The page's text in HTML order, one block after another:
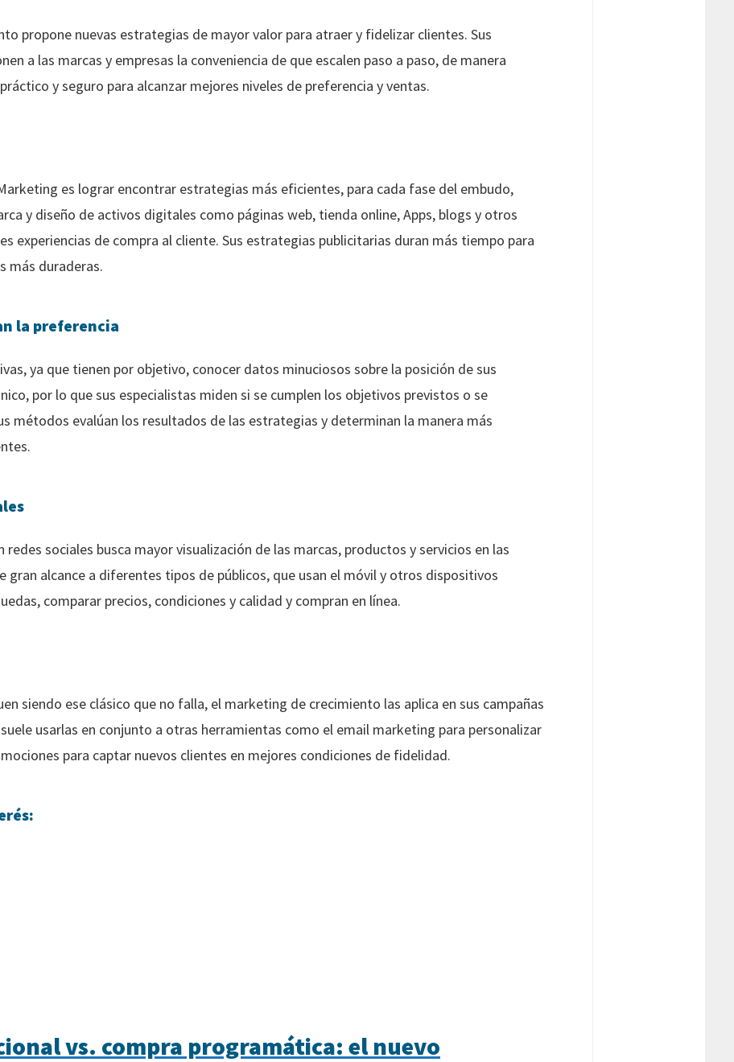
propone nuevas estrategias de mayor valor para atraer y fidelizar clientes. Sus
a las marcas y empresas la conveniencia de que escalen paso a paso, de manera
y seguro para alcanzar mejores niveles de preferencia y ventas.
es lograr encontrar estrategias más eficientes, para cada fase del embudo,
y diseño de activos digitales como páginas web, tienda online, Apps, blogs y otros
experiencias de compra al cliente. Sus estrategias publicitarias duran más tiempo para
más duraderas.
la preferencia
ya que tienen por objetivo, conocer datos minuciosos sobre la posición de sus
por lo que sus especialistas miden si se cumplen los objetivos previstos o se
métodos evalúan los resultados de las estrategias y determinan la manera más
sociales busca mayor visualización de las marcas, productos y servicios en las
gran alcance a diferentes tipos de públicos, que usan el móvil y otros dispositivos
comparar precios, condiciones y calidad y compran en línea.
siendo ese clásico que no falla, el marketing de crecimiento las aplica en sus campañas
usarlas en conjunto a otras herramientas como el email marketing para personalizar
para captar nuevos clientes en mejores condiciones de fidelidad.
vs. compra programática: el nuevo